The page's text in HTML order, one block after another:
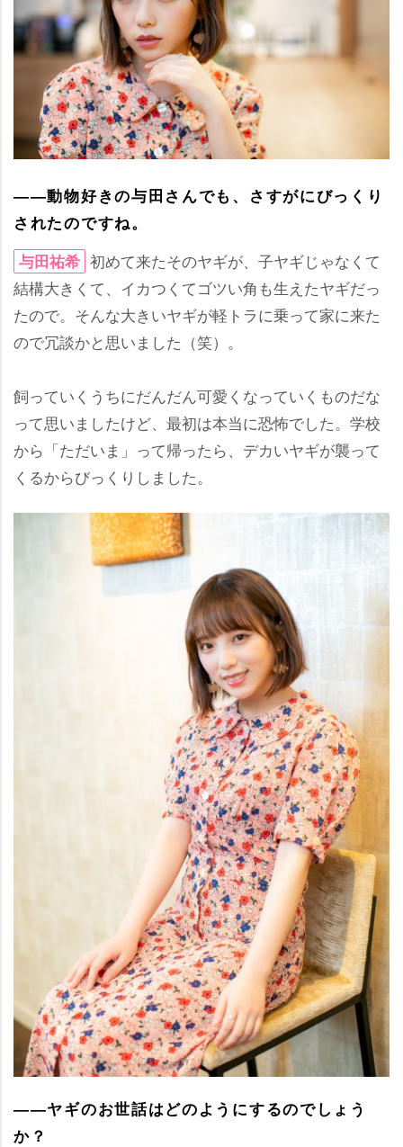
――動物好きの与田さんでも、さすがにびっくり
されたのですね。
与田祐希 初めて来たそのヤギが、子ヤギじゃなくて
結構大きくて、イカつくてゴツい角も生えたヤギだっ
たので。そんな大きいヤギが軽トラに乗って家に来た
ので冗談かと思いました（笑）。
飼っていくうちにだんだん可愛くなっていくものだな
って思いましたけど、最初は本当に恐怖でした。学校
から「ただいま」って帰ったら、デカいヤギが襲って
くるからびっくりしました。
――ヤギのお世話はどのようにするのでしょう
か？